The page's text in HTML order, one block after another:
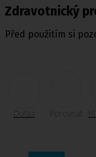
Zdravotnický
Před použitím si
Dotaz Porovnat